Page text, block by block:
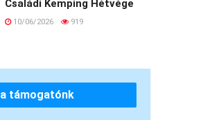
Családi Kemping Hétvége
10/06/2026 919
a támogatónk